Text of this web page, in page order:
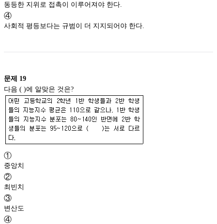
동등한 지위로 접촉이 이루어져야 한다.
④
사회적 평등보다는 규범이 더 지지되어야 한다.
문제 19
①
중앙치
②
최빈치
③
변산도
④